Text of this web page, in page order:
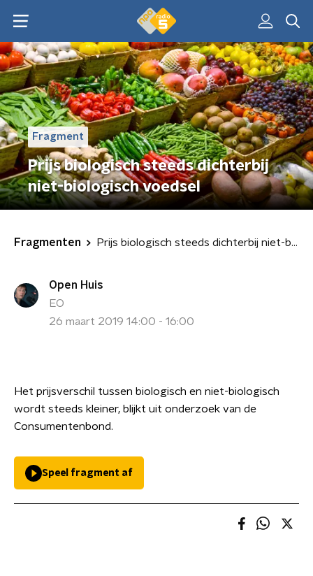
Fragment
Prijs biologisch steeds dichterbij
niet-biologisch voedsel
Fragmenten Prijs biologisch steeds dichterbij niet-biologisch voedsel
Open Huis
EO
26 maart 2019 14:00 - 16:00
Het prijsverschil tussen biologisch en niet-biologisch
wordt steeds kleiner, blijkt uit onderzoek van de
Consumentenbond.
Speel fragment af